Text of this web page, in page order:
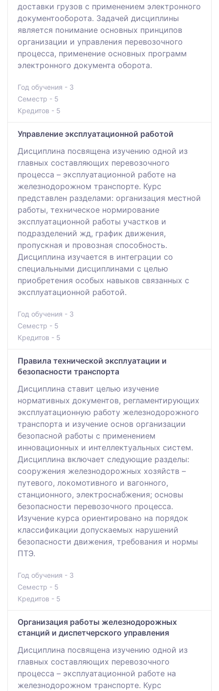
доставки грузов с применением электронного
документооборота. Задачей дисциплины
является понимание основных принципов
организации и управления перевозочного
процесса, применение основных программ
электронного документа оборота.
Год обучения - 3
Семестр - 5
Кредитов - 5
Управление эксплуатационной работой
Дисциплина посвящена изучению одной из
главных составляющих перевозочного
процесса – эксплуатационной работе на
железнодорожном транспорте. Курс
представлен разделами: организация местной
работы, техническое нормирование
эксплуатационной работы участков и
подразделений жд, график движения,
пропускная и провозная способность.
Дисциплина изучается в интеграции со
специальными дисциплинами с целью
приобретения особых навыков связанных с
эксплуатационной работой.
Год обучения - 3
Семестр - 5
Кредитов - 5
Правила технической эксплуатации и
безопасности транспорта
Дисциплина ставит целью изучение
нормативных документов, регламентирующих
эксплуатационную работу железнодорожного
транспорта и изучение основ организации
безопасной работы с применением
инновационных и интеллектуальных систем.
Дисциплина включает следующие разделы:
сооружения железнодорожных хозяйств –
путевого, локомотивного и вагонного,
станционного, электроснабжения; основы
безопасности перевозочного процесса.
Изучение курса ориентировано на порядок
классификации допускаемых нарушений
безопасности движения, требования и нормы
ПТЭ.
Год обучения - 3
Семестр - 5
Кредитов - 5
Организация работы железнодорожных
станций и диспетчерского управления
Дисциплина посвящена изучению одной из
главных составляющих перевозочного
процесса – эксплуатационной работе на
железнодорожном транспорте. Курс